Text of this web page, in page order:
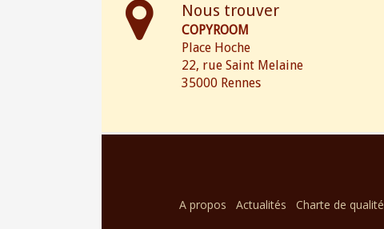
Nous trouver
COPYROOM
Place Hoche
22, rue Saint Melaine
35000 Rennes
A propos Actualités Charte de qualité